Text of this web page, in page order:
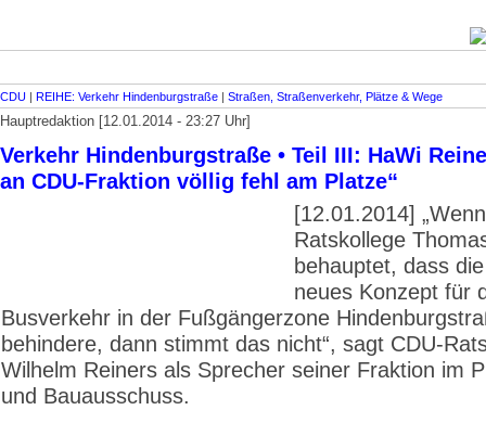
CDU | REIHE: Verkehr Hindenburgstraße | Straßen, Straßenverkehr, Plätze & Wege
Hauptredaktion [12.01.2014 - 23:27 Uhr]
Verkehr Hindenburgstraße • Teil III: HaWi
an CDU-Fraktion völlig fehl am Platze“
[12.01.2014] „Wenn
Ratskollege
behauptet, dass
neues Konzept für
Busverkehr in der Fußgängerzone
behindere, dann stimmt das nicht“, sagt CDU-
Wilhelm Reiners als Sprecher seiner Fraktion im
und Bauausschuss.